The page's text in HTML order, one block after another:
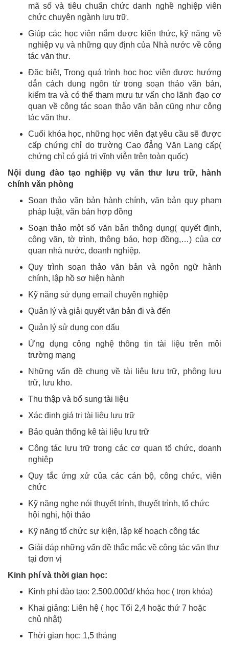
mã số và tiêu chuẩn chức danh nghề nghiệp viên
chức chuyên ngành lưu trữ.
Giúp các học viên nắm được kiến thức, kỹ năng về
nghiệp vụ và những quy định của Nhà nước về công
tác văn thư.
Đặc biệt, Trong quá trình học học viên được hướng
dẫn cách dung ngôn từ trong soạn thảo văn bản,
kiểm tra và có thể tham mưu tư vấn cho lãnh đạo cơ
quan về công tác soạn thảo văn bản cũng như công
tác văn thư.
Cuối khóa học, những học viên đạt yêu cầu sẽ được
cấp chứng chỉ do trường Cao đẳng Văn Lang cấp(
chứng chỉ có giá trị vĩnh viễn trên toàn quốc)
Nội dung đào tạo nghiệp vụ văn thư lưu trữ, hành
chính văn phòng
Soạn thảo văn bản hành chính, văn bản quy phạm
pháp luật, văn bản hợp đồng
Soạn thảo một số văn bản thông dụng( quyết định,
công văn, tờ trình, thông báo, hợp đồng,…) của cơ
quan nhà nước, doanh nghiệp.
Quy trình soạn thảo văn bản và ngôn ngữ hành
chính, lập hồ sơ hiện hành
Kỹ năng sử dụng email chuyên nghiệp
Quản lý và giải quyết văn bản đi và đến
Quản lý sử dụng con dấu
Ứng dụng công nghệ thông tin tài liệu trên môi
trường mạng
Những vấn đề chung về tài liệu lưu trữ, phông lưu
trữ, lưu kho.
Thu thập và bổ sung tài liệu
Xác đinh giá trị tài liệu lưu trữ
Bảo quản thống kê tài liệu lưu trữ
Công tác lưu trữ trong các cơ quan tổ chức, doanh
nghiệp
Quy tắc ứng xử của các cán bộ, công chức, viên
chức
Kỹ năng nghe nói thuyết trình, thuyết trình, tổ chức
hội nghị, hội thảo
Kỹ năng tổ chức sự kiện, lập kế hoạch công tác
Giải đáp những vấn đề thắc mắc về công tác văn thư
tại đơn vị
Kinh phí và thời gian học:
Kinh phí đào tạo: 2.500.000đ/ khóa học ( trọn khóa)
Khai giảng: Liên hệ ( học Tối 2,4 hoặc thứ 7 hoặc
chủ nhật)
Thời gian học: 1,5 tháng